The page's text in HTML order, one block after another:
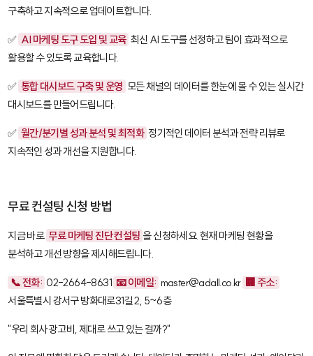
구축하고 지속적으로 업데이트합니다.
✅ AI 마케팅 도구 도입 및 교육 최신 AI 도구를 선정하고 팀이 효과적으로
활용할 수 있도록 교육합니다.
✅ 통합 대시보드 구축 및 운영 모든 채널의 데이터를 한눈에 볼 수 있는 실시간
대시보드를 만들어드립니다.
✅ 월간/분기별 성과 분석 및 최적화 정기적인 데이터 분석과 전략 리뷰로
지속적인 성과 개선을 지원합니다.
무료 컨설팅 신청 방법
지금 바로 무료 마케팅 진단 컨설팅 을 신청하세요. 현재 마케팅 현황을
분석하고 개선 방향을 제시해드립니다.
📞 전화: 02-2664-8631 📧 이메일: master@adall.co.kr 🏢 주소:
서울특별시 강서구 방화대로31길 2, 5~6층
"우리 회사 광고비, 제대로 쓰고 있는 걸까?"